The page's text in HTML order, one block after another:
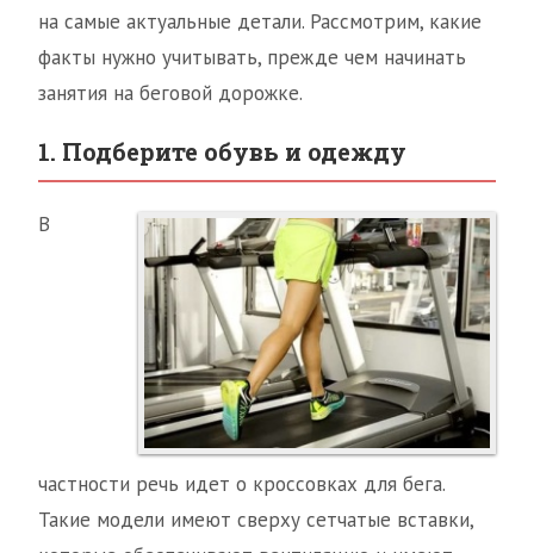
на самые актуальные детали. Рассмотрим, какие
факты нужно учитывать, прежде чем начинать
занятия на беговой дорожке.
1. Подберите обувь и одежду
В
частности речь идет о кроссовках для бега.
Такие модели имеют сверху сетчатые вставки,